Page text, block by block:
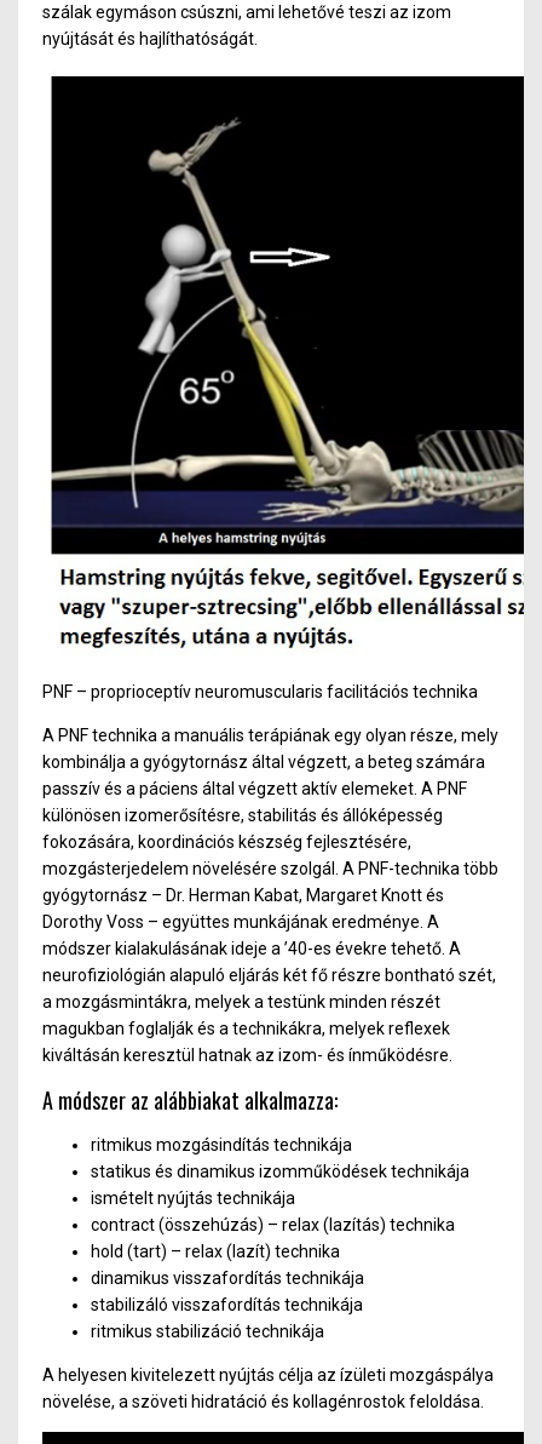
szálak egymáson csúszni, ami lehetővé teszi az izom
nyújtását és hajlíthatóságát.
PNF – proprioceptív neuromuscularis facilitációs technika
A PNF technika a manuális terápiának egy olyan része, mely
kombinálja a gyógytornász által végzett, a beteg számára
passzív és a páciens által végzett aktív elemeket. A PNF
különösen izomerősítésre, stabilitás és állóképesség
fokozására, koordinációs készség fejlesztésére,
mozgásterjedelem növelésére szolgál. A PNF-technika több
gyógytornász – Dr. Herman Kabat, Margaret Knott és
Dorothy Voss – együttes munkájának eredménye. A
módszer kialakulásának ideje a ’40-es évekre tehető. A
neurofiziológián alapuló eljárás két fő részre bontható szét,
a mozgásmintákra, melyek a testünk minden részét
magukban foglalják és a technikákra, melyek reflexek
kiváltásán keresztül hatnak az izom- és ínműködésre.
A módszer az alábbiakat alkalmazza:
ritmikus mozgásindítás technikája
statikus és dinamikus izomműködések technikája
ismételt nyújtás technikája
contract (összehúzás) – relax (lazítás) technika
hold (tart) – relax (lazít) technika
dinamikus visszafordítás technikája
stabilizáló visszafordítás technikája
ritmikus stabilizáció technikája
A helyesen kivitelezett nyújtás célja az ízületi mozgáspálya
növelése, a szöveti hidratáció és kollagénrostok feloldása.